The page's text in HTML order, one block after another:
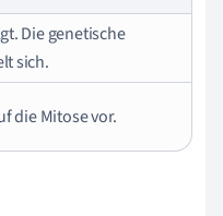
Die genetische
sich.
die Mitose vor.